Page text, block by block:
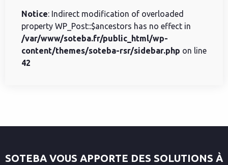
Notice: Indirect modification of overloaded
property WP_Post::$ancestors has no effect in
/var/www/soteba.fr/public_html/wp-
content/themes/soteba-rsr/sidebar.php on line
42
SOTEBA VOUS APPORTE DES SOLUTIONS À